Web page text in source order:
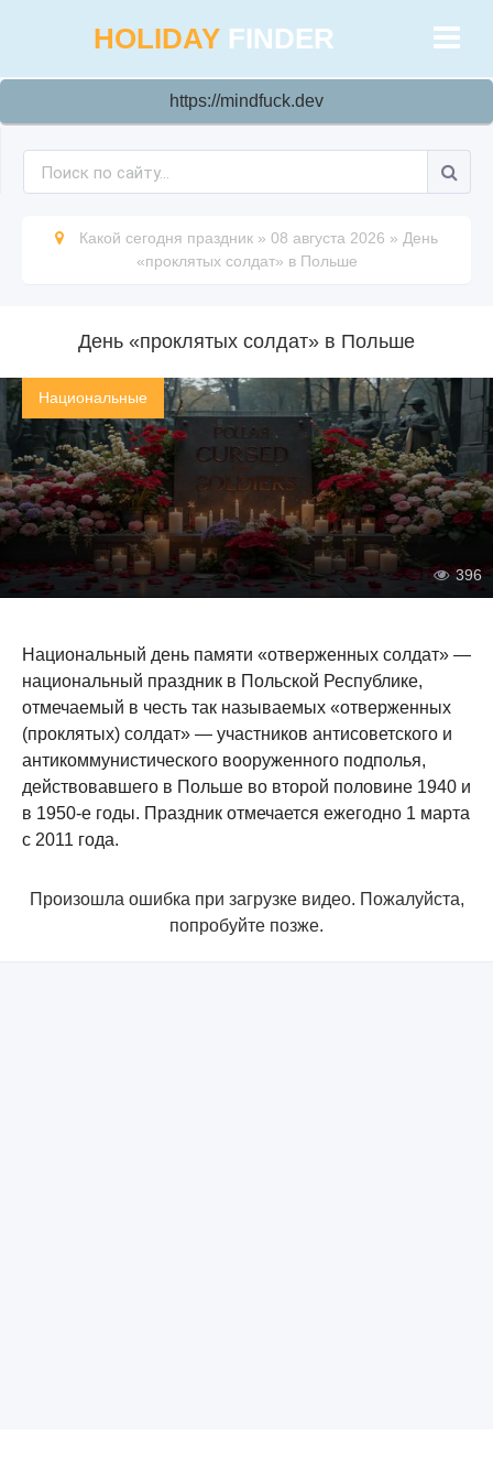
HOLIDAY FINDER
https://mindfuck.dev
Какой сегодня праздник » 08 августа 2026 » День
«проклятых солдат» в Польше
День «проклятых солдат» в Польше
Национальные
396
Национальный день памяти «отверженных солдат» —
национальный праздник в Польской Республике,
отмечаемый в честь так называемых «отверженных
(проклятых) солдат» — участников антисоветского и
антикоммунистического вооруженного подполья,
действовавшего в Польше во второй половине 1940 и
в 1950-е годы. Праздник отмечается ежегодно 1 марта
с 2011 года.
Произошла ошибка при загрузке видео. Пожалуйста,
попробуйте позже.